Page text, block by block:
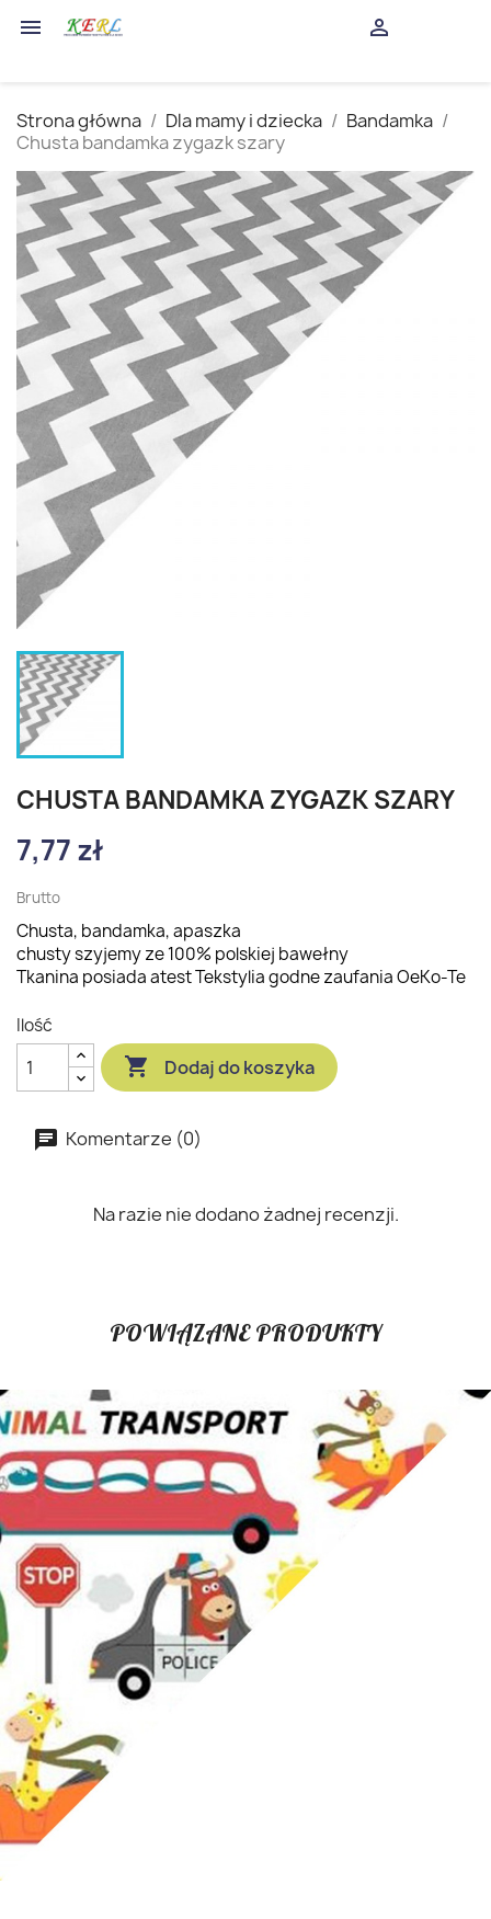
 
Strona główna Dla mamy i dziecka
Bandamka
Chusta bandamka zygazk szary
CHUSTA BANDAMKA ZYGAZK SZARY
7,77 zł
Brutto
Chusta, bandamka, apaszka
chusty szyjemy ze 100% polskiej bawełny
Tkanina posiada atest Tekstylia godne zaufania OeKo-Te
Ilość
 Dodaj do koszyka
Komentarze (0)
Na razie nie dodano żadnej recenzji.
POWIĄZANE PRODUKTY